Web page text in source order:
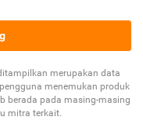
merupakan data
menemukan produk
berada pada masing-masing
mitra terkait.